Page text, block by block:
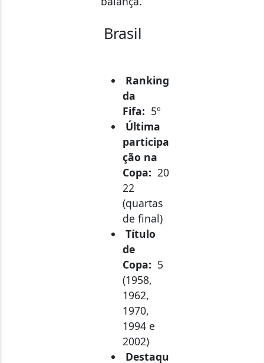
Brasil
da
Fifa:
Última
participa
ção na
Copa: 20
22
(quartas
de final)
Título
de
Copa:
(1958,
1962,
1970,
1994 e
2002)
Destaqu